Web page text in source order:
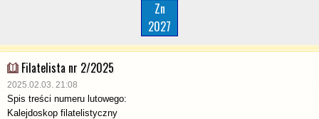
Zn
2027
Filatelista nr 2/2025
2025.02.03. 21:08
Spis treści numeru lutowego:
Kalejdoskop filatelistyczny